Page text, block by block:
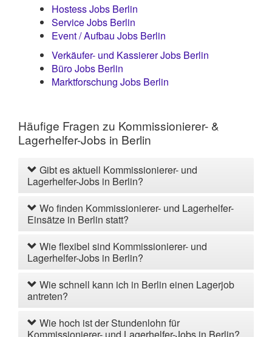
Hostess Jobs Berlin
Service Jobs Berlin
Event / Aufbau Jobs Berlin
Verkäufer- und Kassierer Jobs Berlin
Büro Jobs Berlin
Marktforschung Jobs Berlin
Häufige Fragen zu Kommissionierer- &
Lagerhelfer-Jobs in Berlin
Gibt es aktuell Kommissionierer- und
Lagerhelfer-Jobs in Berlin?
Wo finden Kommissionierer- und Lagerhelfer-
Einsätze in Berlin statt?
Wie flexibel sind Kommissionierer- und
Lagerhelfer-Jobs in Berlin?
Wie schnell kann ich in Berlin einen Lagerjob
antreten?
Wie hoch ist der Stundenlohn für
Kommissionierer- und Lagerhelfer-Jobs in Berlin?